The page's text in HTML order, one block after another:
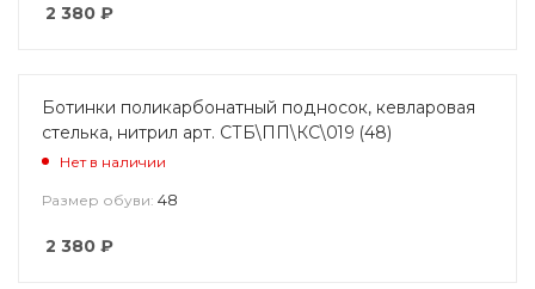
2 380 ₽
Ботинки поликарбонатный подносок, кевларовая
стелька, нитрил арт. СТБ\ПП\КС\019 (48)
Нет в наличии
Размер обуви: 48
2 380 ₽